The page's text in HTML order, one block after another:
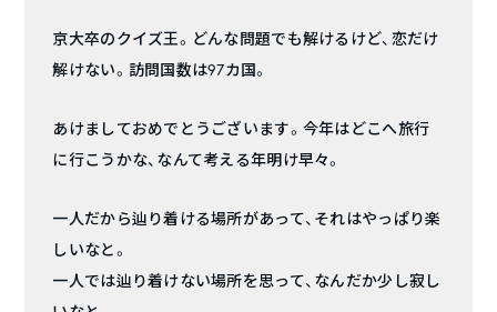
京大卒のクイズ王。どんな問題でも解けるけど、恋だけ
解けない。訪問国数は97カ国。
あけましておめでとうございます。今年はどこへ旅行
に行こうかな、なんて考える年明け早々。
一人だから辿り着ける場所があって、それはやっぱり楽
しいなと。
一人では辿り着けない場所を思って、なんだか少し寂し